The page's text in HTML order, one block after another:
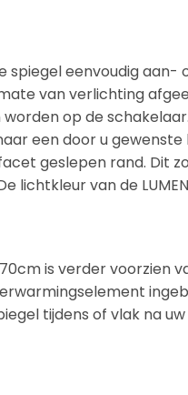
spiegel eenvoudig
van verlichting
op de
een door u
geslepen rand. Dit
van de LUMEN
is verder
tijdens of vlak na